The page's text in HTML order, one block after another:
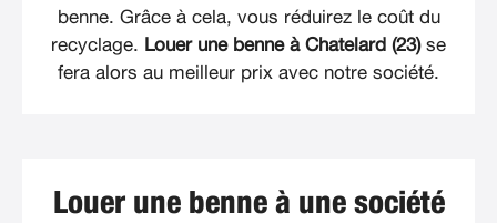
benne. Grâce à cela, vous réduirez le coût du
recyclage. Louer une benne à Chatelard (23)se
fera alors au meilleur prix avec notre société.
Louer une benne à une société